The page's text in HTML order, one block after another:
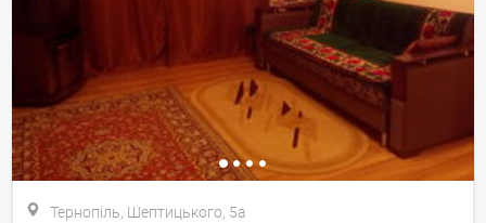
Тернопіль, Шептицького, 5а